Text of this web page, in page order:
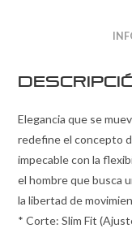
Elegancia que se
redefine el concepto
impecable con la
el hombre que busca
la libertad de
* Corte: Slim Fit